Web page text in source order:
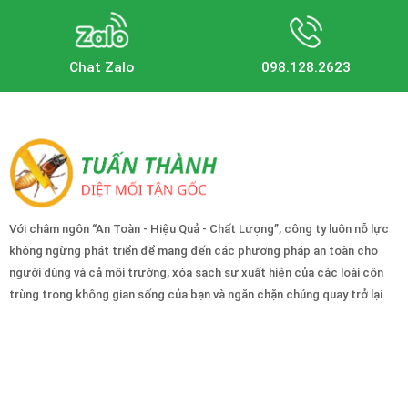
Chat Zalo 098.128.2623
Với châm ngôn “An Toàn - Hiệu Quả - Chất Lượng”, công ty luôn nỗ lực
không ngừng phát triển để mang đến các phương pháp an toàn cho
người dùng và cả môi trường, xóa sạch sự xuất hiện của các loài côn
trùng trong không gian sống của bạn và ngăn chặn chúng quay trở lại.